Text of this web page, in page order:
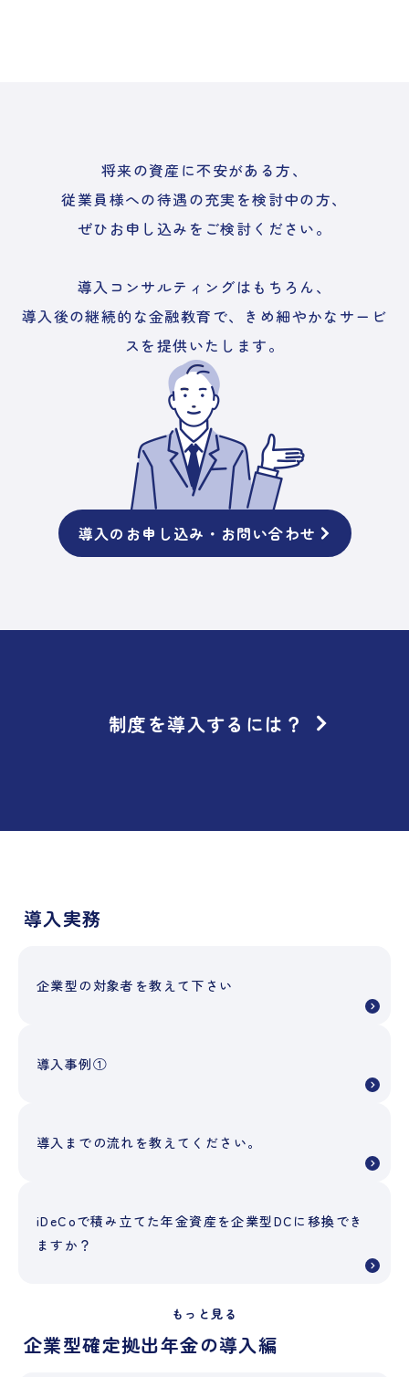
将来の資産に不安がある方、
従業員様への待遇の充実を検討中の方、
ぜひお申し込みをご検討ください。
導入コンサルティングはもちろん、
導入後の継続的な金融教育で、きめ細やかなサービ
スを提供いたします。
導入のお申し込み・お問い合わせ
制度を導入するには？
導入実務
企業型の対象者を教えて下さい
導入事例①
導入までの流れを教えてください。
iDeCoで積み立てた年金資産を企業型DCに移換でき
ますか？
もっと見る
企業型確定拠出年金の導入編